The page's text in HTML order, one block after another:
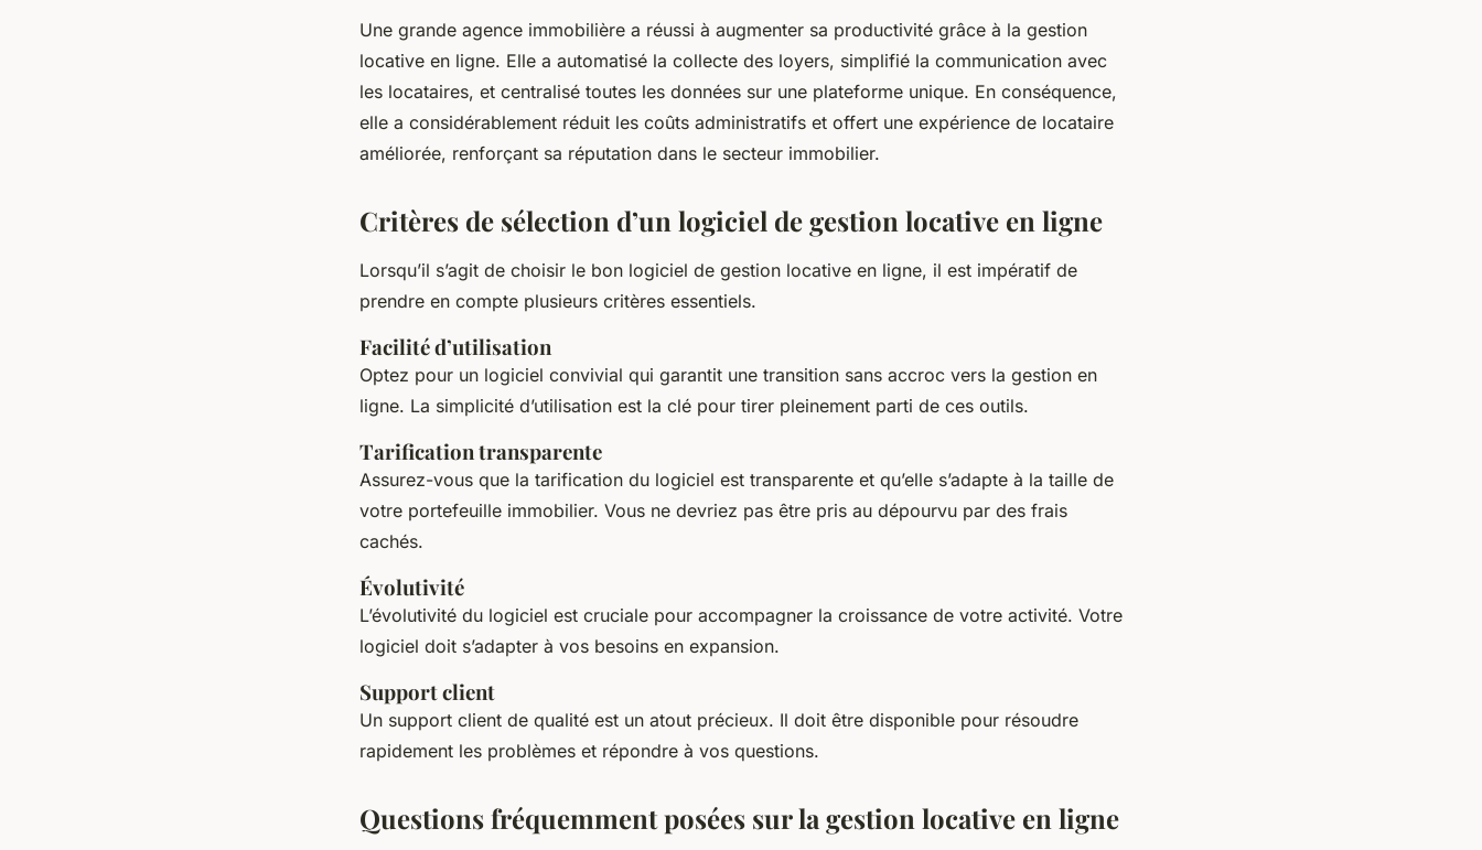
Une grande agence immobilière a réussi à augmenter sa productivité grâce à la gestion
locative en ligne. Elle a automatisé la collecte des loyers, simplifié la communication avec
les locataires, et centralisé toutes les données sur une plateforme unique. En conséquence,
elle a considérablement réduit les coûts administratifs et offert une expérience de locataire
améliorée, renforçant sa réputation dans le secteur immobilier.
Critères de sélection d’un logiciel de gestion locative en ligne
Lorsqu’il s’agit de choisir le bon logiciel de gestion locative en ligne, il est impératif de
prendre en compte plusieurs critères essentiels.
Facilité d’utilisation
Optez pour un logiciel convivial qui garantit une transition sans accroc vers la gestion en
ligne. La simplicité d’utilisation est la clé pour tirer pleinement parti de ces outils.
Tarification transparente
Assurez-vous que la tarification du logiciel est transparente et qu’elle s’adapte à la taille de
votre portefeuille immobilier. Vous ne devriez pas être pris au dépourvu par des frais
cachés.
Évolutivité
L’évolutivité du logiciel est cruciale pour accompagner la croissance de votre activité. Votre
logiciel doit s’adapter à vos besoins en expansion.
Support client
Un support client de qualité est un atout précieux. Il doit être disponible pour résoudre
rapidement les problèmes et répondre à vos questions.
Questions fréquemment posées sur la gestion locative en ligne